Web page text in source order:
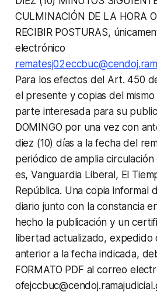
CULMINACIÓN DE LA HORA
RECIBIR POSTURAS,
electrónico
Para los efectos del Art. 450
el presente y copias del
parte interesada para su
DOMINGO por una vez con
diez (10) días a la fecha del
periódico de amplia
es, Vanguardia Liberal, El
República. Una copia informal
diario junto con la constancia
hecho la publicación y un
libertad actualizado, expedido
anterior a la fecha indicada,
FORMATO PDF al correo